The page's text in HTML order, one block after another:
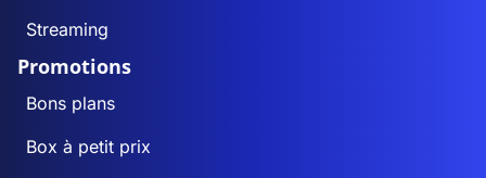
Streaming
Promotions
Bons plans
Box à petit prix